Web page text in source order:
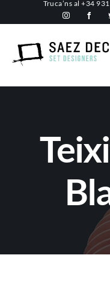
to
content
Truca’ns al+34